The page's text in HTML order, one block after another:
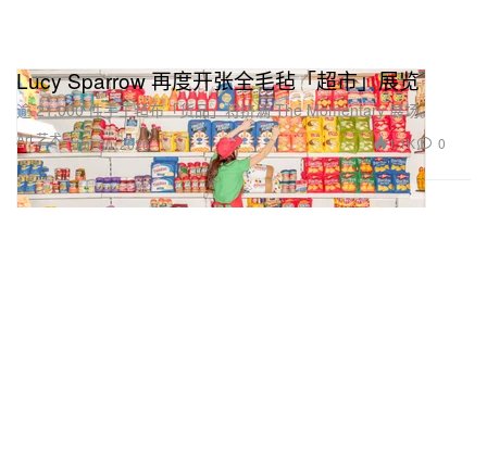
Art 艺术
Lucy Sparrow 再度开张全毛毡「超市」展览
逾 21,000 件手工毡布「货品」将挤满 The Momentary 展场。
Jun 30, 2026 1.1K 0